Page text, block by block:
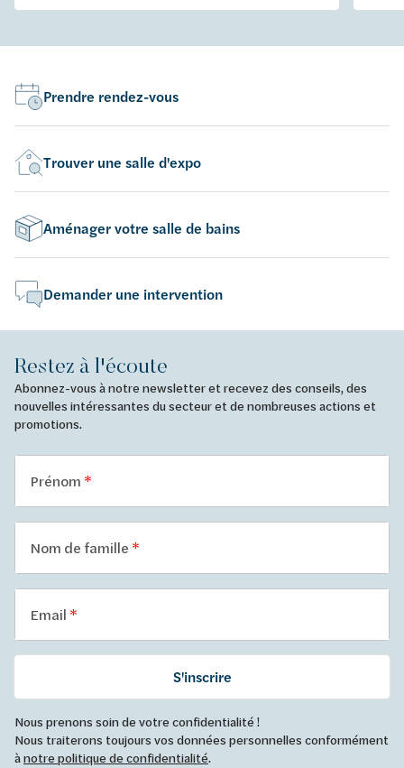
Prendre rendez-vous
Trouver une salle d'expo
Aménager votre salle de bains
Demander une intervention
Restez à l'écoute
Abonnez-vous à notre newsletter et recevez des conseils, des
nouvelles intéressantes du secteur et de nombreuses actions et
promotions.
Prénom
Nom de famille
Email
S'inscrire
Nous prenons soin de votre confidentialité !
Nous traiterons toujours vos données personnelles conformément
ànotre politique de confidentialité.